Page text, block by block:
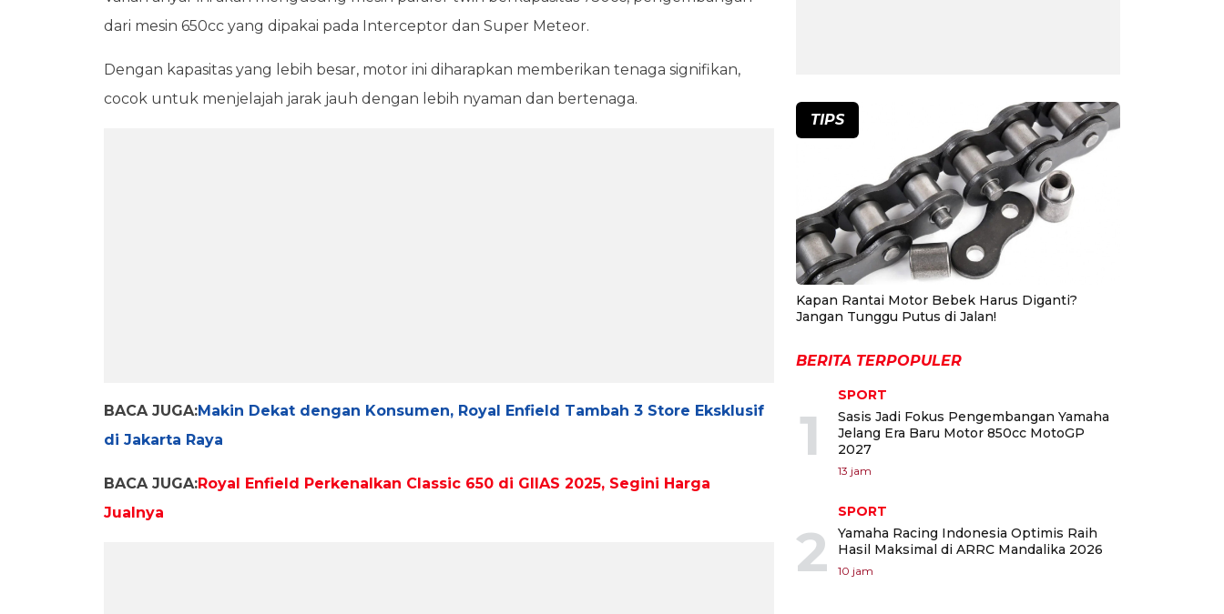
dari mesin 650cc yang dipakai pada Interceptor dan Super Meteor.
Dengan kapasitas yang lebih besar, motor ini diharapkan memberikan tenaga signifikan,
cocok untuk menjelajah jarak jauh dengan lebih nyaman dan bertenaga.
BACA JUGA:Makin Dekat dengan Konsumen, Royal Enfield Tambah 3 Store Eksklusif
di Jakarta Raya
BACA JUGA:Royal Enfield Perkenalkan Classic 650 di GIIAS 2025, Segini Harga
Jualnya
TIPS
Kapan Rantai Motor Bebek Harus Diganti?
Jangan Tunggu Putus di Jalan!
BERITA TERPOPULER
1
SPORT
Sasis Jadi Fokus Pengembangan Yamaha
Jelang Era Baru Motor 850cc MotoGP
2027
13 jam
2
SPORT
Yamaha Racing Indonesia Optimis Raih
Hasil Maksimal di ARRC Mandalika 2026
10 jam